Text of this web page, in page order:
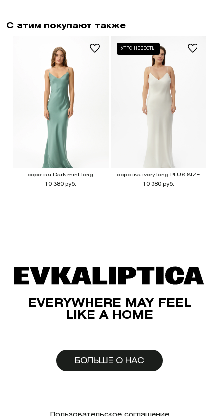
С этим покупают также
сорочка Dark mint long
10 380 руб.
УТРО НЕВЕСТЫ
сорочка ivory long PLUS SIZE
10 380 руб.
EVERYWHERE MAY FEEL
LIKE A HOME
БОЛЬШЕ О НАС
Пользовательское соглашение